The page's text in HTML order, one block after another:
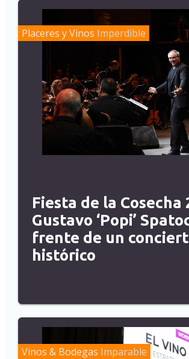
Placeres y Vinos Imperdible
Fiesta de la Cosecha
Gustavo ‘Popi’
frente de un
histórico
Vinos & Bodegas Imparable